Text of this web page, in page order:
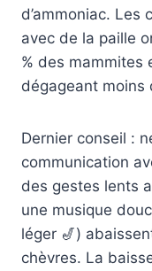
d’ammoniac. Les
avec de la paille
% des mammites
dégageant moins
Dernier conseil :
communication
des gestes lents
une musique
léger 🎷)
chèvres. La